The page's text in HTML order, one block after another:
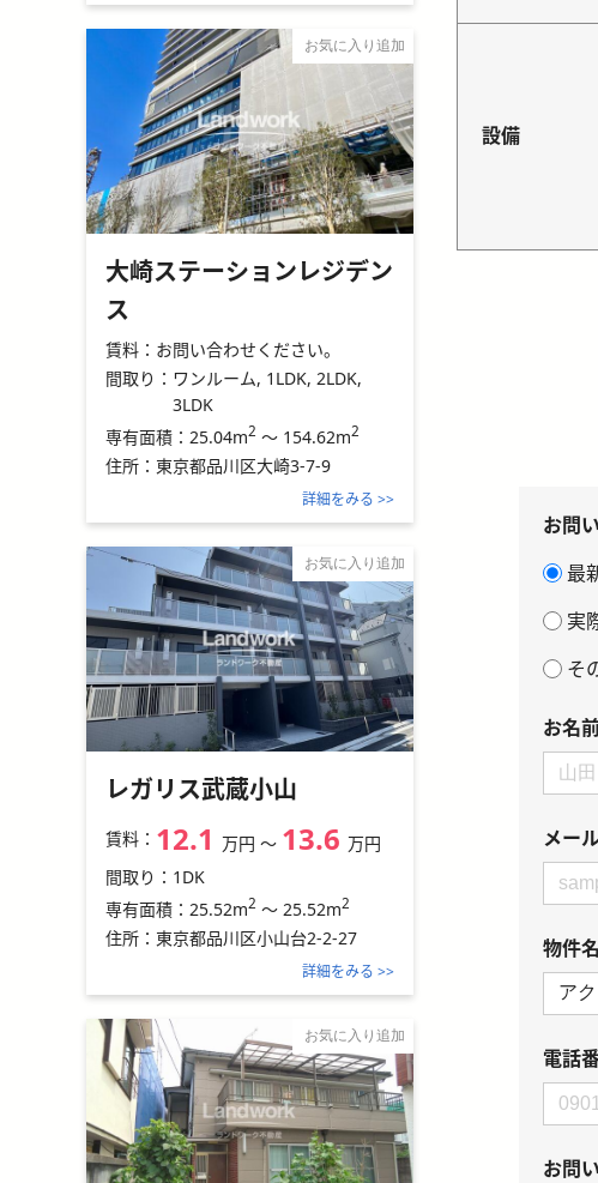
設備
お問
最
実
そ
お名
メー
物件名
電話
お問
お気に入り追加
大崎ステーションレジデン
ス
賃料： お問い合わせください。
間取り： ワンルーム, 1LDK, 2LDK,
3LDK
専有面積： 25.04m2 ～ 154.62m2
住所： 東京都品川区大崎3-7-9
詳細をみる >>
お気に入り追加
レガリス武蔵小山
賃料： 12.1 万円 〜 13.6 万円
間取り： 1DK
専有面積： 25.52m2 ～ 25.52m2
住所： 東京都品川区小山台2-2-27
詳細をみる >>
お気に入り追加